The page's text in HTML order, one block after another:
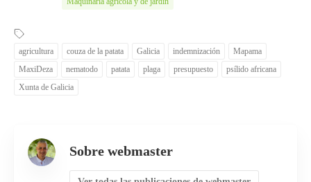
agricultura couza de la patata Galicia indemnización
Mapama
MaxiDeza
nematodo patata plaga presupuesto
psílido africana
Xunta de Galicia
Sobre webmaster